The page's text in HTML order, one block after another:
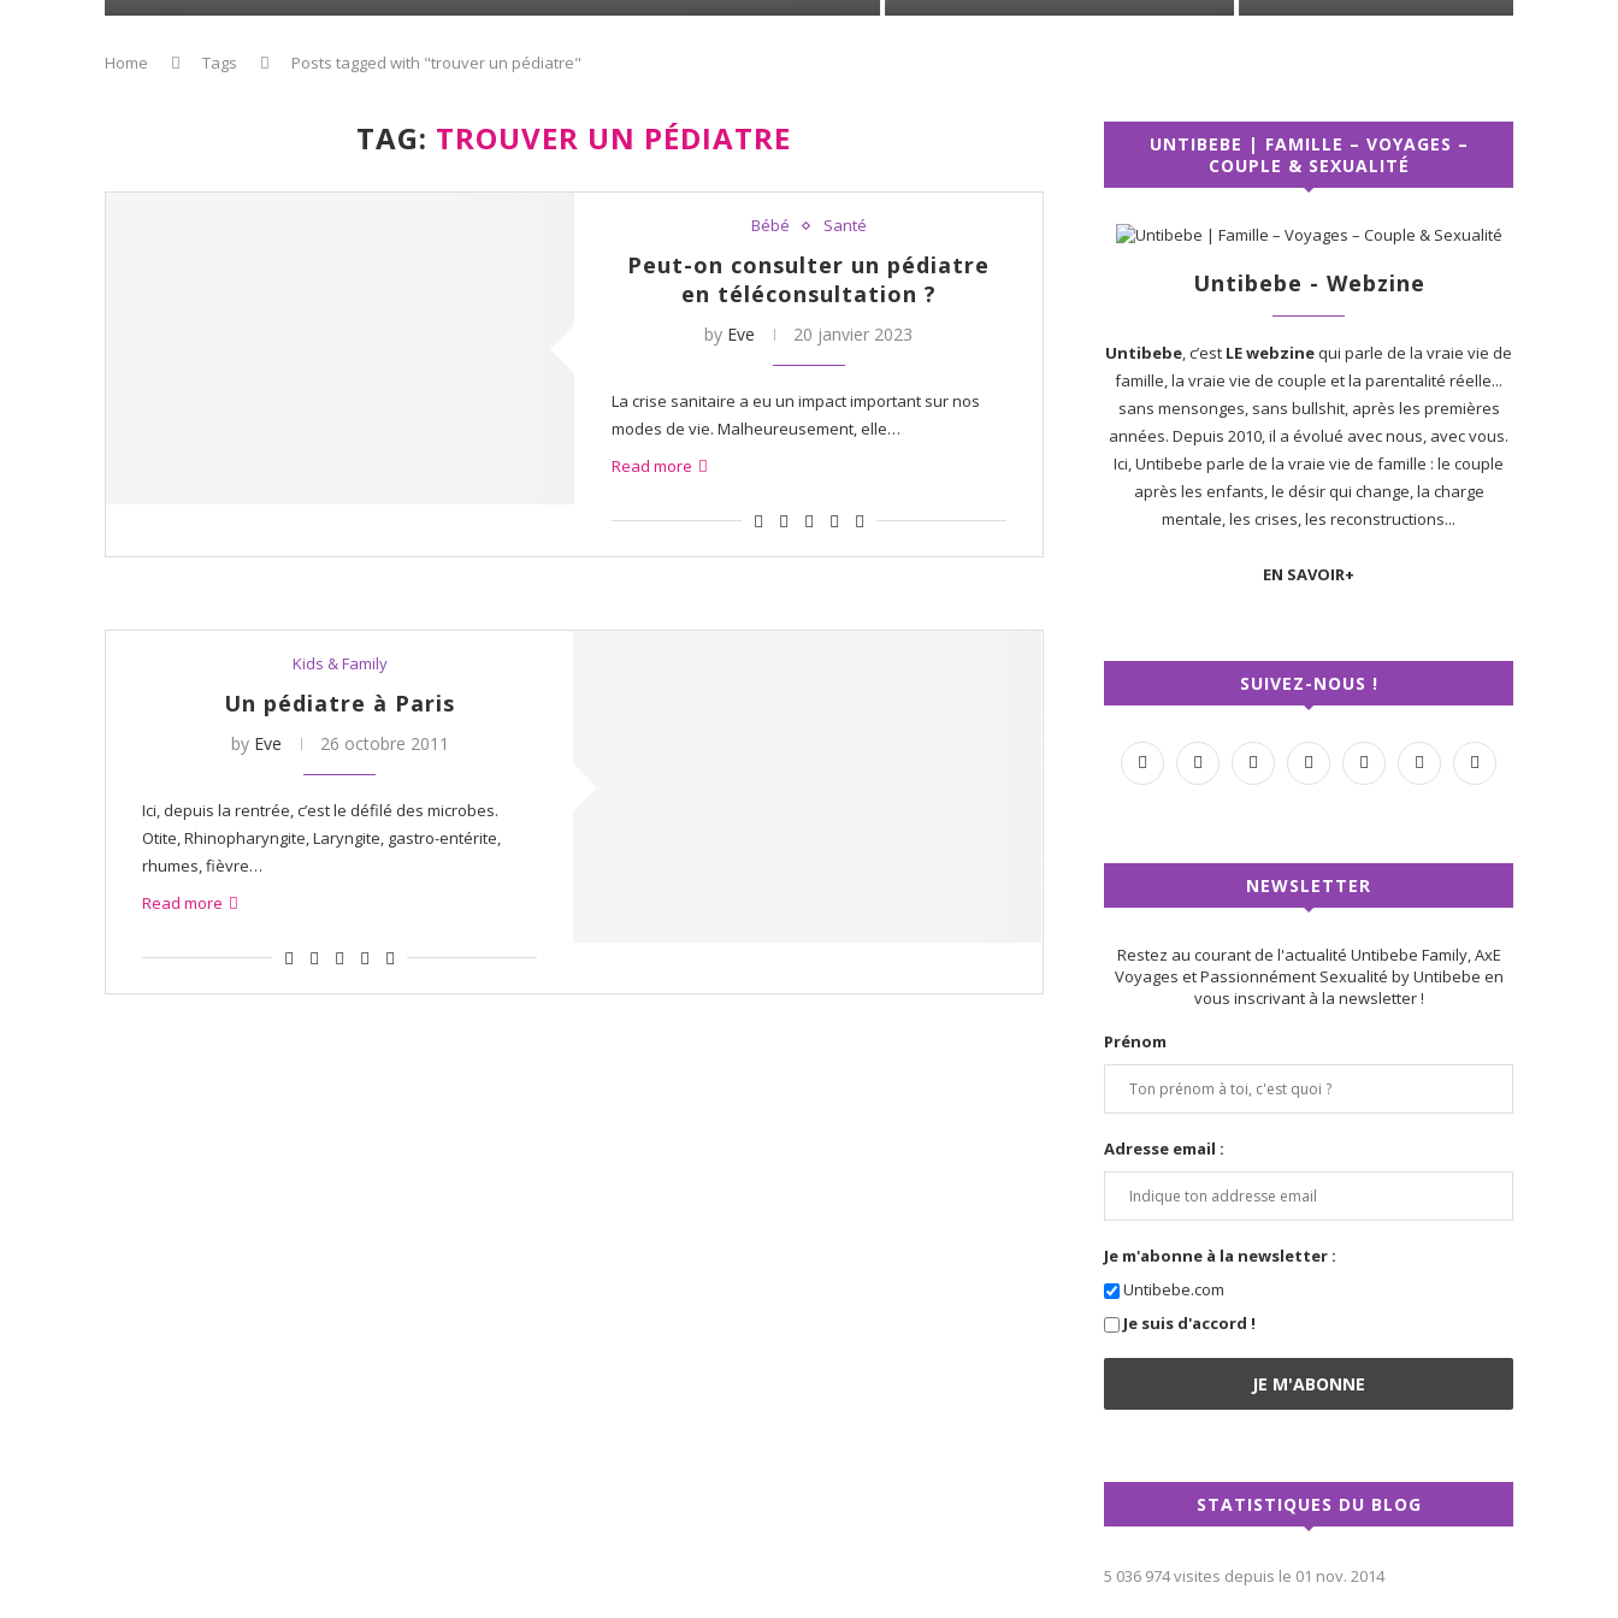
Home Tags Posts tagged with "trouver un pédiatre"
TAG: TROUVER UN PÉDIATRE
Bébé Santé
Peut-on consulter un pédiatre
en téléconsultation ?
by Eve 20 janvier 2023
La crise sanitaire a eu un impact important sur nos
modes de vie. Malheureusement, elle…
Read more
Kids & Family
Un pédiatre à Paris
by Eve 26 octobre 2011
Ici, depuis la rentrée, c’est le défilé des microbes.
Otite, Rhinopharyngite, Laryngite, gastro-entérite,
rhumes, fièvre…
Read more
UNTIBEBE | FAMILLE – VOYAGES –
COUPLE & SEXUALITÉ
Untibebe - Webzine
Untibebe, c’est LE webzinequi parle de la vraie vie de
famille, la vraie vie de couple et la parentalité réelle...
sans mensonges, sans bullshit, après les premières
années. Depuis 2010, il a évolué avec nous, avec vous.
Ici, Untibebe parle de la vraie vie de famille : le couple
après les enfants, le désir qui change, la charge
mentale, les crises, les reconstructions...
EN SAVOIR+
SUIVEZ-NOUS !
NEWSLETTER
Restez au courant de l'actualité Untibebe Family, AxE
Voyages et Passionnément Sexualité by Untibebe en
vous inscrivant à la newsletter !
Prénom
Adresse email :
Je m'abonne à la newsletter :
Untibebe.com
Je suis d'accord !
STATISTIQUES DU BLOG
5 036 974 visites depuis le 01 nov. 2014